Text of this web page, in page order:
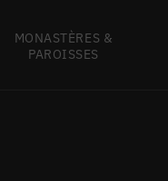
MONASTÈRES &
PAROISSES